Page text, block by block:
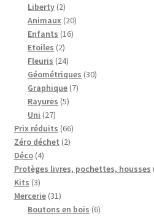
produits
Liberty 22
produits
Animaux 2020
Enfants 1616
Etoiles 22
produits
Fleuris 2424
produits
Géométriques 3030
Graphique 77
Rayures 55
Uni 2727
produits
Prix réduits 6666
Zéro déchet 22
Déco 44
produits
Protèges livres, pochettes, housses
Kits 33
produits
Mercerie 3131
produits
Boutons en bois 66